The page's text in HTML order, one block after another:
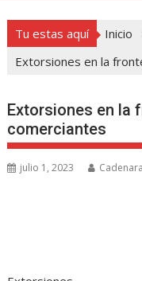
Tu estas aquí Inicio
Extorsiones en la
Extorsiones en la
comerciantes
julio 1, 2023